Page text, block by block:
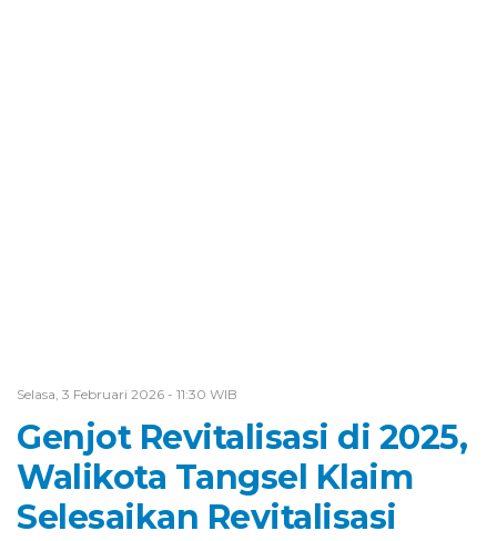
Selasa, 3 Februari 2026 - 11:30 WIB
Genjot Revitalisasi di 2025,
Walikota Tangsel Klaim
Selesaikan Revitalisasi